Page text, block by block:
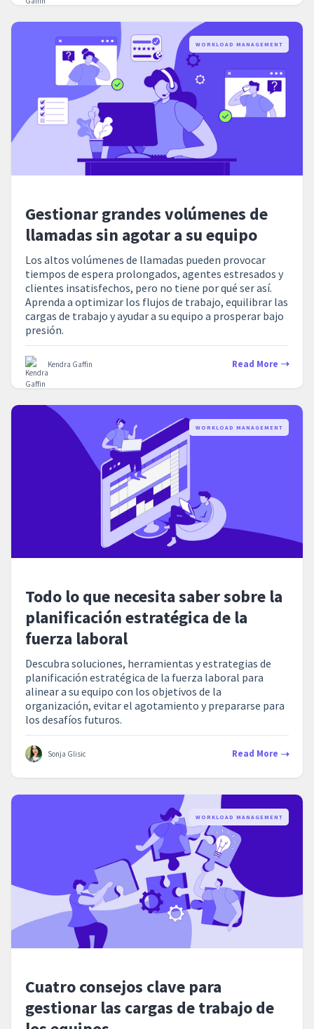
WORKLOAD MANAGEMENT
Gestionar grandes volúmenes de
llamadas sin agotar a su equipo
Los altos volúmenes de llamadas pueden provocar
tiempos de espera prolongados, agentes estresados y
clientes insatisfechos, pero no tiene por qué ser así.
Aprenda a optimizar los flujos de trabajo, equilibrar las
cargas de trabajo y ayudar a su equipo a prosperar bajo
presión.
Kendra Gaffin Read More
WORKLOAD MANAGEMENT
Todo lo que necesita saber sobre la
planificación estratégica de la
fuerza laboral
Descubra soluciones, herramientas y estrategias de
planificación estratégica de la fuerza laboral para
alinear a su equipo con los objetivos de la
organización, evitar el agotamiento y prepararse para
los desafíos futuros.
Sonja Glisic Read More
WORKLOAD MANAGEMENT
Cuatro consejos clave para
gestionar las cargas de trabajo de